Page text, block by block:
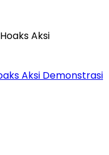
Aksi Demonstrasi